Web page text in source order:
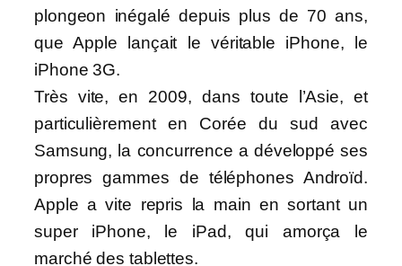
plongeon inégalé depuis plus de 70 ans,
que Apple lançait le véritable iPhone, le
iPhone 3G.
Très vite, en 2009, dans toute l’Asie, et
particulièrement en Corée du sud avec
Samsung, la concurrence a développé ses
propres gammes de téléphones Androïd.
Apple a vite repris la main en sortant un
super iPhone, le iPad, qui amorça le
marché des tablettes.